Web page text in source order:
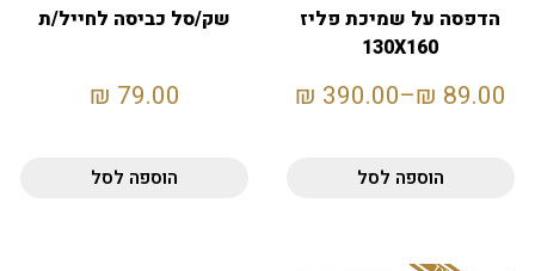
הדפסה על שמיכת פליז
130X160
89.00
₪
–
390.00
₪
הוספה לסל
שק/סל כביסה לחייל/ת
79.00
₪
הוספה לסל